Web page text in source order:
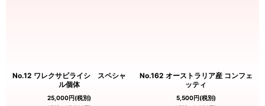
No.12 ワレクサビライシ スペシャ
ル個体
25,000円(税別)
No.162 オーストラリア産 コンフェ
ッティ
5,500円(税別)